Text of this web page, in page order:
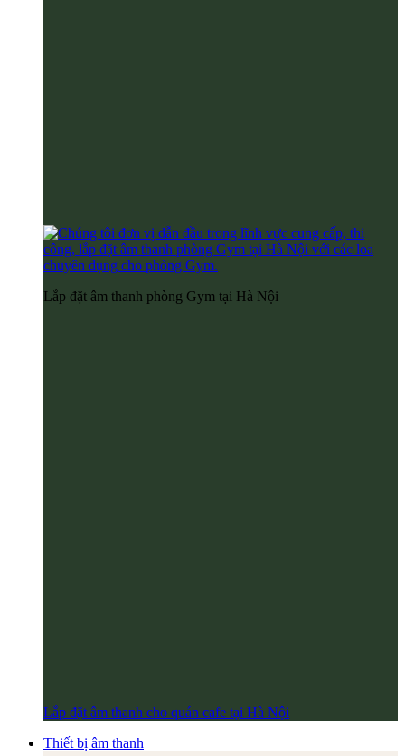
Lắp đặt âm thanh phòng Gym tại Hà Nội
Lắp đặt âm thanh cho quán cafe tại Hà Nội
Thiết bị âm thanh